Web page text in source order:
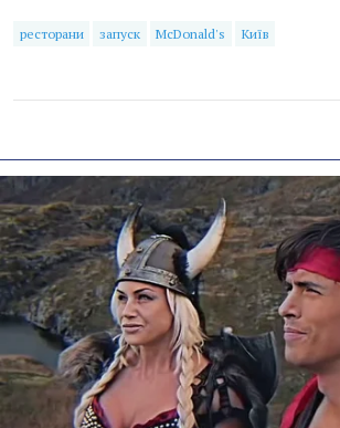
ресторани запуск McDonald's Київ